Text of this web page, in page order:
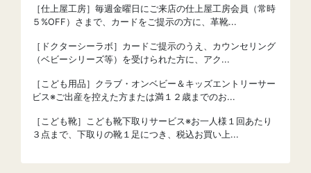
［仕上屋工房］毎週金曜日にご来店の仕上屋工房会員（常時
５%OFF）さまで、カードをご提示の方に、革靴...
［ドクターシーラボ］カードご提示のうえ、カウンセリング
（ベビーシリーズ等）を受けられた方に、アク...
［こども用品］クラブ・オンベビー＆キッズエントリーサー
ビス※ご出産を控えた方または満１２歳までのお...
［こども靴］こども靴下取りサービス※お一人様１回あたり
３点まで、下取りの靴１足につき、税込お買い上...